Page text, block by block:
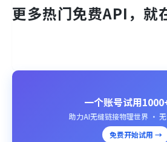
更多热门免费API，就
一个账号试用
助力AI无缝链接物理世界 ·
免费开始试用 →